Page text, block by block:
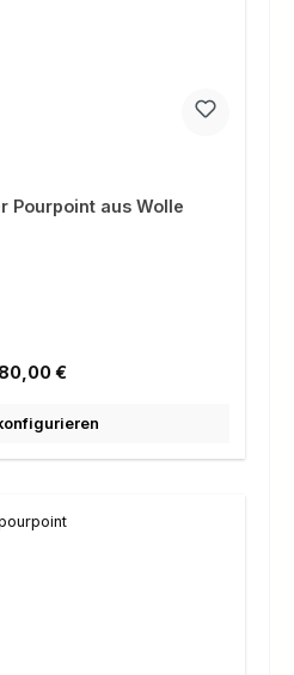
Pourpoint aus Wolle
Preis:
€